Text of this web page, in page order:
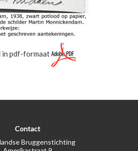
in pdf-formaat
Contact
Bruggenstichting